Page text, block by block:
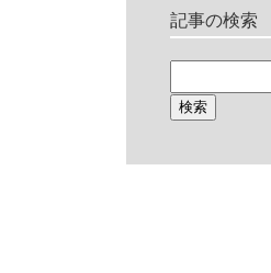
記事の検索